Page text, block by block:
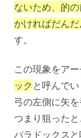
ないため、的の
かければだん
す。
この現象をア
ック と呼んで
弓の左側に矢を
つまり狙った
パラドックスと